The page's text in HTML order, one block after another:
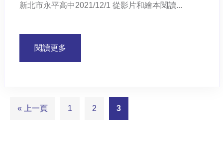
新北市永平高中2021/12/1 從影片和繪本閱讀...
閱讀更多
« 上一頁 1 2 3